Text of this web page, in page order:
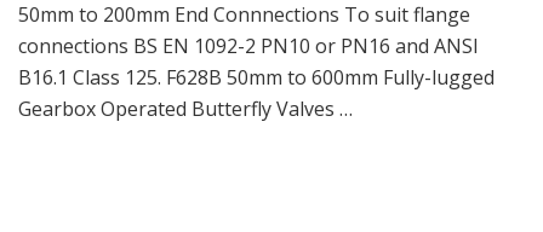
50mm to 200mm End Connnections To suit flange
connections BS EN 1092-2 PN10 or PN16 and ANSI
B16.1 Class 125. F628B 50mm to 600mm Fully-lugged
Gearbox Operated Butterfly Valves …